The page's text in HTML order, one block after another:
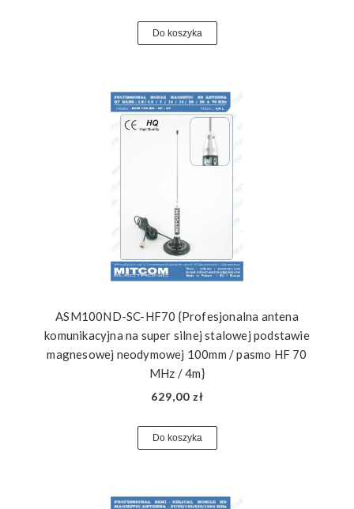
Do koszyka
ASM100ND-SC-HF70 {Profesjonalna antena
komunikacyjna na super silnej stalowej podstawie
magnesowej neodymowej 100mm / pasmo HF 70
MHz / 4m}
629,00 zł
Do koszyka